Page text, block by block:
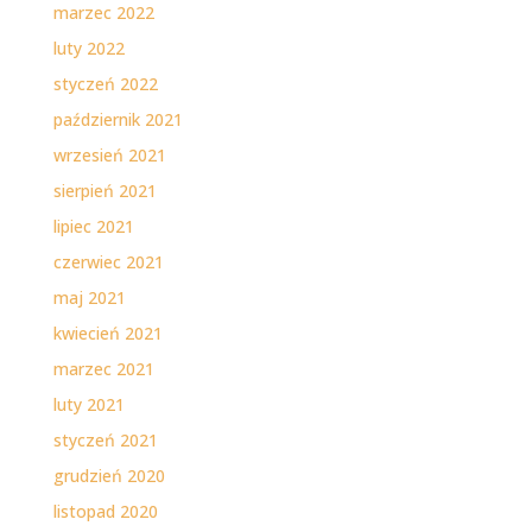
marzec 2022
luty 2022
styczeń 2022
październik 2021
wrzesień 2021
sierpień 2021
lipiec 2021
czerwiec 2021
maj 2021
kwiecień 2021
marzec 2021
luty 2021
styczeń 2021
grudzień 2020
listopad 2020